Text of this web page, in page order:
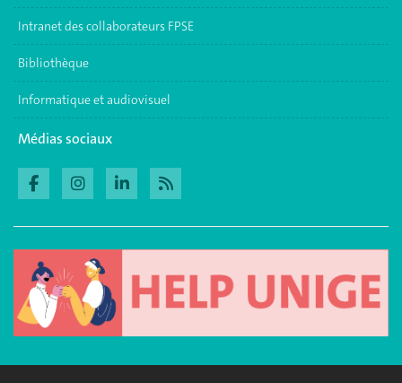
Intranet des collaborateurs FPSE
Bibliothèque
Informatique et audiovisuel
Médias sociaux